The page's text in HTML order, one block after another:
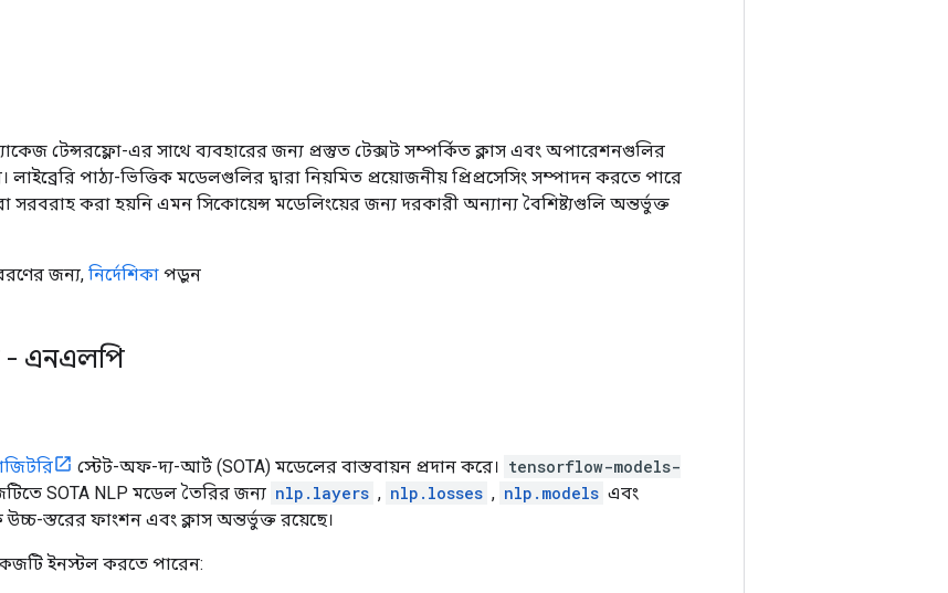
টেন্সরফ্লো-এর সাথে ব্যবহারের জন্য প্রস্তুত টেক্সট সম্পর্কিত ক্লাস এবং অপারেশনগুলির
লাইব্রেরি পাঠ্য-ভিত্তিক মডেলগুলির দ্বারা নিয়মিত প্রয়োজনীয় প্রিপ্রসেসিং সম্পাদন করতে পারে
সরবরাহ করা হয়নি এমন সিকোয়েন্স মডেলিংয়ের জন্য দরকারী অন্যান্য বৈশিষ্ট্যগুলি অন্তর্ভুক্ত
জন্য, নির্দেশিকা পড়ুন
- এনএলপি
স্টেট-অফ-দ্য-আর্ট (SOTA) মডেলের বাস্তবায়ন প্রদান করে। tensorflow-models-
SOTA NLP মডেল তৈরির জন্য nlp.layers , nlp.losses , nlp.models এবং
স্তরের ফাংশন এবং ক্লাস অন্তর্ভুক্ত রয়েছে।
ইনস্টল করতে পারেন: